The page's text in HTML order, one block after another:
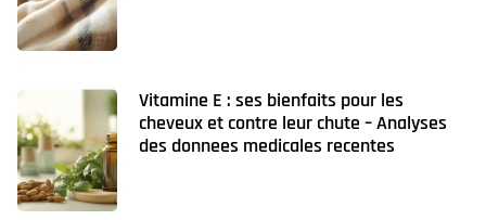
Vitamine E : ses bienfaits pour les
cheveux et contre leur chute – Analyses
des donnees medicales recentes